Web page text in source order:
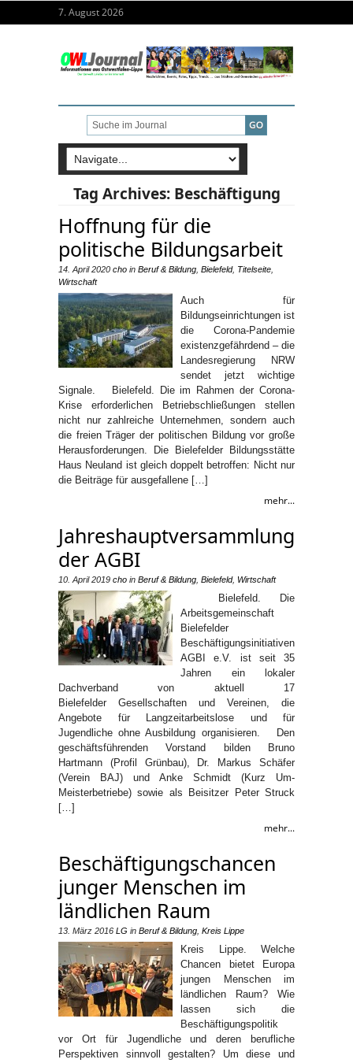
7. August 2026
Tag Archives: Beschäftigung
Hoffnung für die
politische Bildungsarbeit
14. April 2020 cho in Beruf & Bildung Bielefeld, Titelseite
Wirtschaft
Auch für
Bildungseinrichtungen ist
die Corona-Pandemie
existenzgefährdend – die
Landesregierung NRW
sendet jetzt wichtige
Signale. Bielefeld. Die im Rahmen der Corona-
Krise erforderlichen Betriebschließungen stellen
nicht nur zahlreiche Unternehmen, sondern auch
die freien Träger der politischen Bildung vor große
Herausforderungen. Die Bielefelder Bildungsstätte
Haus Neuland ist gleich doppelt betroffen: Nicht nur
die Beiträge für ausgefallene […]
mehr...
Jahreshauptversammlung
der AGBI
10. April 2019 cho in Beruf & Bildung Bielefeld, Wirtschaft
Bielefeld. Die
Arbeitsgemeinschaft
Bielefelder
Beschäftigungsinitiativen
AGBI e.V. ist seit 35
Jahren ein lokaler
Dachverband von aktuell 17
Bielefelder Gesellschaften und Vereinen, die
Angebote für Langzeitarbeitslose und für
Jugendliche ohne Ausbildung organisieren. Den
geschäftsführenden Vorstand bilden Bruno
Hartmann (Profil Grünbau), Dr. Markus Schäfer
(Verein BAJ) und Anke Schmidt (Kurz Um-
Meisterbetriebe) sowie als Beisitzer Peter Struck
[…]
mehr...
Beschäftigungschancen
junger Menschen im
ländlichen Raum
13. März 2016 LG in Beruf & Bildung Kreis Lippe
Kreis Lippe. Welche
Chancen bietet Europa
jungen Menschen im
ländlichen Raum? Wie
lassen sich die
Beschäftigungspolitik
vor Ort für Jugendliche und deren berufliche
Perspektiven sinnvoll gestalten? Um diese und